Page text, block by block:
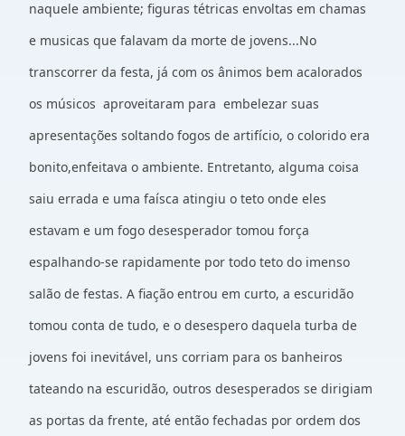
naquele ambiente; figuras tétricas envoltas em chamas
e musicas que falavam da morte de jovens...No
transcorrer da festa, já com os ânimos bem acalorados
os músicos aproveitaram para embelezar suas
apresentações soltando fogos de artifício, o colorido era
bonito,enfeitava o ambiente. Entretanto, alguma coisa
saiu errada e uma faísca atingiu o teto onde eles
estavam e um fogo desesperador tomou força
espalhando-se rapidamente por todo teto do imenso
salão de festas. A fiação entrou em curto, a escuridão
tomou conta de tudo, e o desespero daquela turba de
jovens foi inevitável, uns corriam para os banheiros
tateando na escuridão, outros desesperados se dirigiam
as portas da frente, até então fechadas por ordem dos